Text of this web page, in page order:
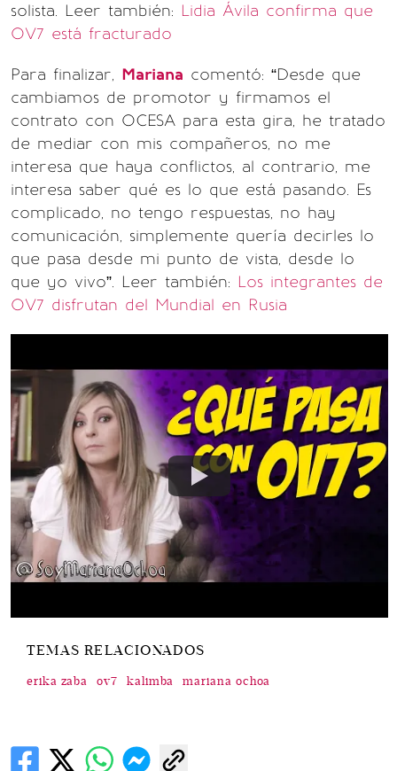
solista. Leer también: Lidia Ávila confirma que
OV7 está fracturado
Para finalizar, Mariana comentó: “Desde que
cambiamos de promotor y firmamos el
contrato con OCESA para esta gira, he tratado
de mediar con mis compañeros, no me
interesa que haya conflictos, al contrario, me
interesa saber qué es lo que está pasando. Es
complicado, no tengo respuestas, no hay
comunicación, simplemente quería decirles lo
que pasa desde mi punto de vista, desde lo
que yo vivo”. Leer también: Los integrantes de
OV7 disfrutan del Mundial en Rusia
TEMAS RELACIONADOS
erika zaba ov7 kalimba mariana ochoa